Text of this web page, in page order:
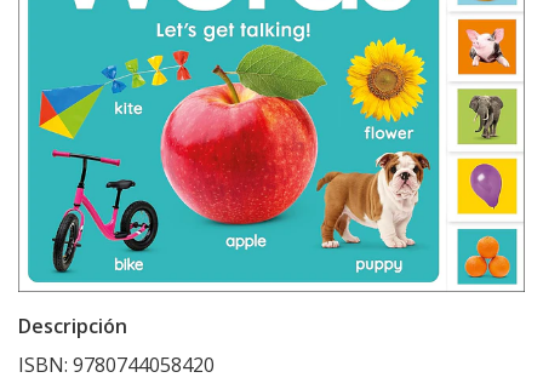
Descripción
ISBN: 9780744058420